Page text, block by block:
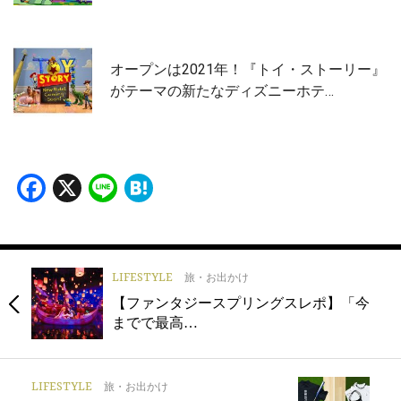
オープンは2021年！『トイ・ストーリー』
がテーマの新たなディズニーホテ…
Facebook
X Line
LIFESTYLE 旅・お出かけ
【ファンタジースプリングスレポ】「今
までで最高…
LIFESTYLE 旅・お出かけ